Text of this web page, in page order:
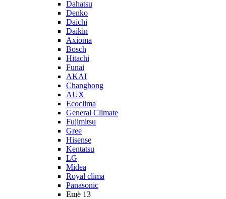
Dahatsu
Denko
Daichi
Daikin
Axioma
Bosch
Hitachi
Funai
AKAI
Changhong
AUX
Ecoclima
General Climate
Fujimitsu
Gree
Hisense
Kentatsu
LG
Midea
Royal clima
Panasonic
Ещё 13